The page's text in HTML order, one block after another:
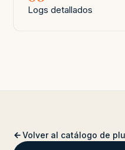
Logs detallados
Volver al catálogo de